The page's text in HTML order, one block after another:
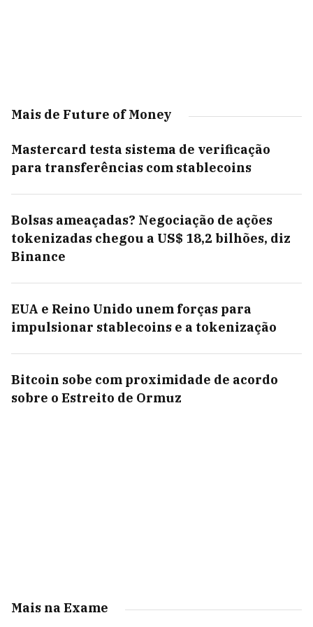
Mais de Future of Money
Mastercard testa sistema de verificação
para transferências com stablecoins
Bolsas ameaçadas? Negociação de ações
tokenizadas chegou a US$ 18,2 bilhões, diz
Binance
EUA e Reino Unido unem forças para
impulsionar stablecoins e a tokenização
Bitcoin sobe com proximidade de acordo
sobre o Estreito de Ormuz
Mais na Exame